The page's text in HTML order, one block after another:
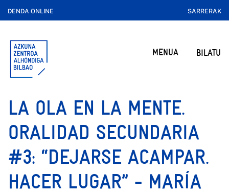
DENDA ONLINE SARRERAK
MENUA BILATU
LA OLA EN LA MENTE.
ORALIDAD SECUNDARIA
#3: “DEJARSE ACAMPAR.
HACER LUGAR” - MARÍA